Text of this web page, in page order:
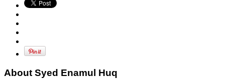
About Syed Enamul Huq